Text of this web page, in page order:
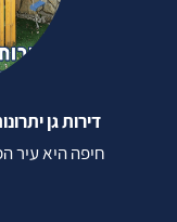
דירות גן
חיפה היא עיר